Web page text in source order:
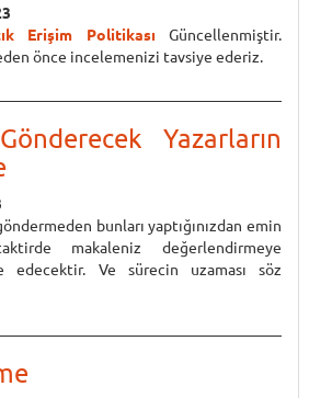
Erişim Politikası Güncellenmiştir.
önce incelemenizi tavsiye ederiz.
Yazarların
bunları yaptığınızdan emin
makaleniz değerlendirmeye
edecektir. Ve sürecin uzaması söz